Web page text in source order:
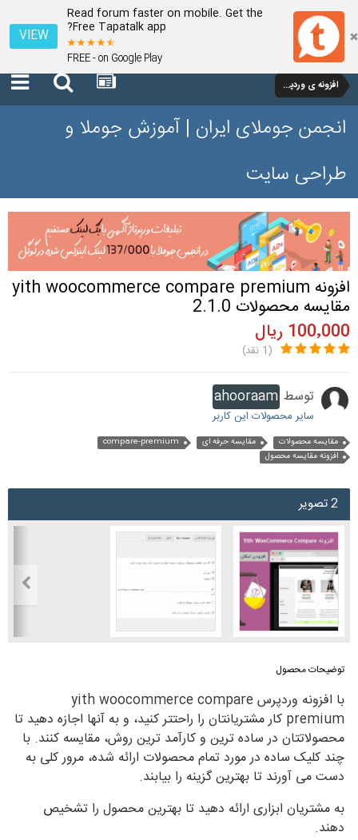
Read forum faster on mobile. Get the
Free Tapatalk app?
FREE - on Google Play
VIEW
افزونه ی وردپرس
انجمن جوملای ایران | آموزش جوملا و
طراحی سایت
افزونه yith woocommerce compare premium
مقایسه محصولات 2.1.0
100٬000 ریال
(1 نقد)
توسط ahooraam
سایر محصولات این کاربر
مقایسه محصولات مقایسه حرفه ای
compare-premium
افزونه مقایسه محصول
2 تصویر
توضیحات محصول
با افزونه وردپرس yith woocommerce compare
premium کار مشتریانتان را راحتتر کنید، و به آنها اجازه دهید تا
محصولاتتان در ساده ترین و کارآمد ترین روش، مقایسه کنند. با
چند کلیک ساده در مورد تمام محصولات ارائه شده، مرور کلی به
دست می آورند تا بهترین گزینه را بیابند.
به مشتریان ابزاری ارائه دهید تا بهترین محصول را تشخیص
دهند.